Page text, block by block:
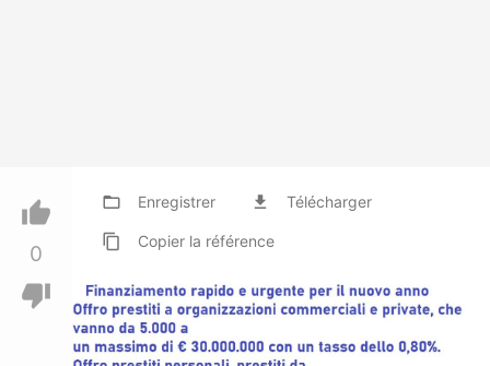
thumb_up
0
thumb_down
folder_open Enregistrer file_download Télécharger
content_copy Copierla référence